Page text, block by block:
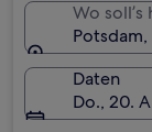
Wo soll’s
Daten
Do., 20.